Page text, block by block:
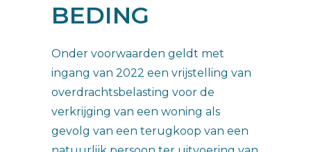
BEDING
Onder voorwaarden geldt met
ingang van 2022 een vrijstelling van
overdrachtsbelasting voor de
verkrijging van een woning als
gevolg van een terugkoop van een